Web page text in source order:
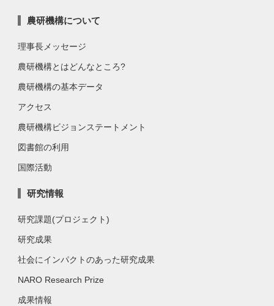
農研機構について
理事長メッセージ
農研機構とはどんなところ?
農研機構の基本データ
アクセス
農研機構ビジョンステートメント
図書館の利用
国際活動
研究情報
研究課題(プロジェクト)
研究成果
社会にインパクトのあった研究成果
NARO Research Prize
成果情報